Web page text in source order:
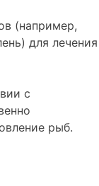
(например,
для лечения
с
рыб.